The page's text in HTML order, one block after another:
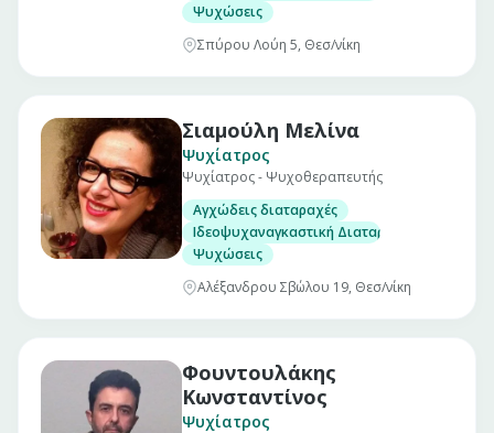
Ψυχώσεις
Σπύρου Λούη 5, Θεσ/νίκη
Σιαμούλη Μελίνα
Ψυχίατρος
Ψυχίατρος - Ψυχοθεραπευτής
Αγχώδεις διαταραχές
Ιδεοψυχαναγκαστική Διαταραχή
Ψυχώσεις
Αλέξανδρου Σβώλου 19, Θεσ/νίκη
Φουντουλάκης
Κωνσταντίνος
Ψυχίατρος